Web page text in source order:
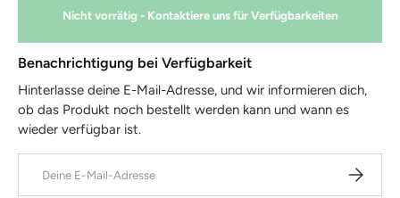
Nicht vorrätig - Kontaktiere uns für Verfügbarkeiten
Benachrichtigung bei Verfügbarkeit
Hinterlasse deine E-Mail-Adresse, und wir informieren dich,
ob das Produkt noch bestellt werden kann und wann es
wieder verfügbar ist.